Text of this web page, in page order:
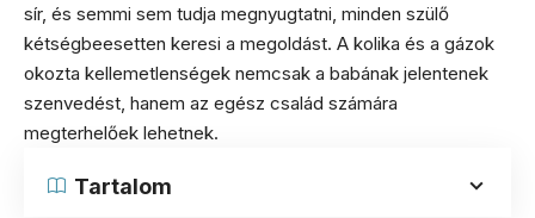
sír, és semmi sem tudja megnyugtatni, minden szülő
kétségbeesetten keresi a megoldást. A kolika és a gázok
okozta kellemetlenségek nemcsak a babának jelentenek
szenvedést, hanem az egész család számára
megterhelőek lehetnek.
Tartalom